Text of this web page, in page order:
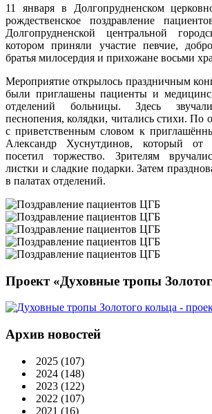
11 января в Долгопрудненском
рождественское поздравление
Долгопрудненской центральной
котором приняли участие певчие,
братья милосердия и прихожане восьми
Мероприятие открылось праздничным
были приглашены пациенты и
отделений больницы. Здесь
песнопения, колядки, читались стихи. По
с приветственным словом к
Александр Хуснутдинов, который от
посетил торжество. Зрителям
листки и сладкие подарки. Затем
в палатах отделений.
Проект «Духовные тропы
Архив новостей
2025 (107)
2024 (148)
2023 (122)
2022 (107)
2021 (16)